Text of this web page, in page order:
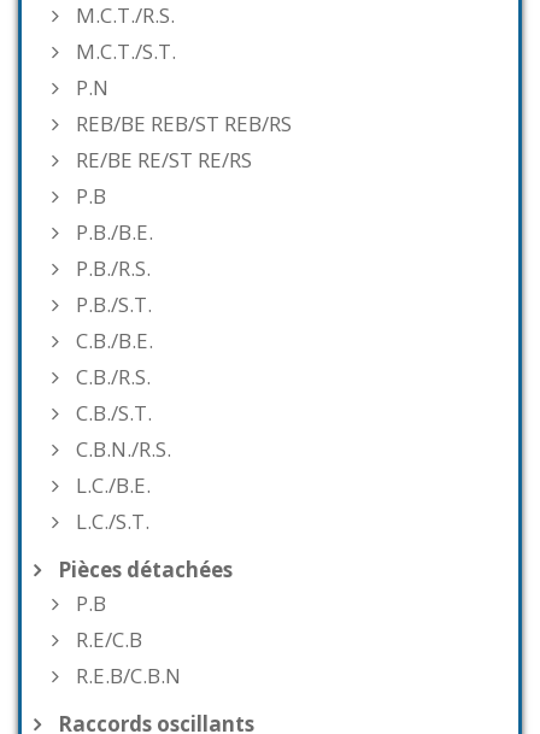
M.C.T./R.S.
M.C.T./S.T.
P.N
REB/BE REB/ST REB/RS
RE/BE RE/ST RE/RS
P.B
P.B./B.E.
P.B./R.S.
P.B./S.T.
C.B./B.E.
C.B./R.S.
C.B./S.T.
C.B.N./R.S.
L.C./B.E.
L.C./S.T.
Pièces détachées
P.B
R.E/C.B
R.E.B/C.B.N
Raccords oscillants